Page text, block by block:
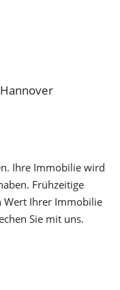
Ihre Immobilie wird
Frühzeitige
Wert Ihrer Immobilie
Sie mit uns.